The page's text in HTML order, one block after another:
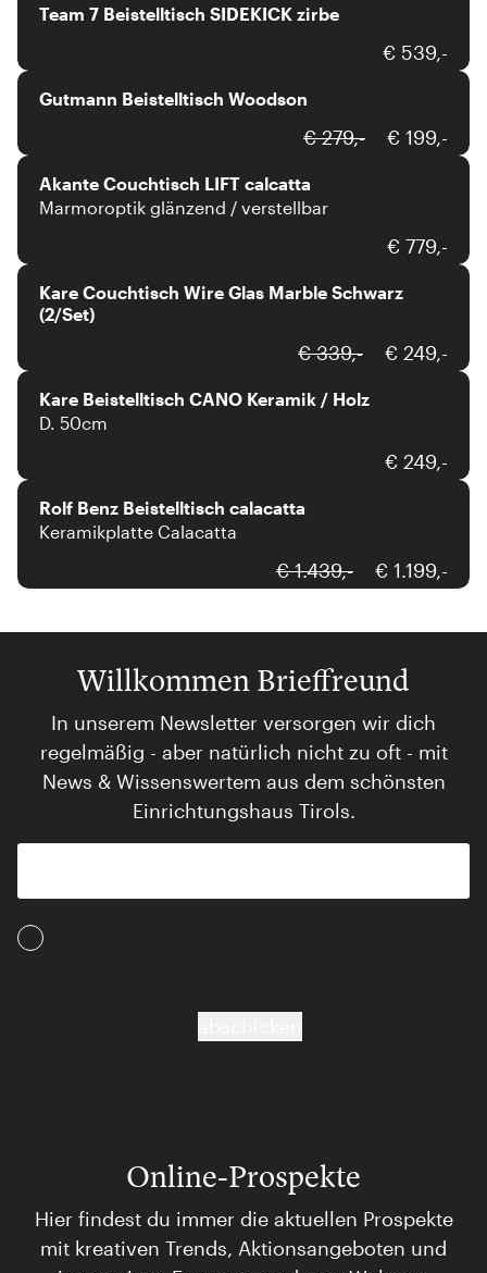
Team 7 Beistelltisch SIDEKICK zirbe
€ 539,-
Gutmann
Gutmann Beistelltisch Woodson
€ 279,- € 199,-
Akante
Akante Couchtisch LIFT calcatta
Marmoroptik glänzend / verstellbar
€ 779,-
Kare
Kare Couchtisch Wire Glas Marble Schwarz
(2/Set)
€ 339,- € 249,-
Kare
Kare Beistelltisch CANO Keramik / Holz
D. 50cm
€ 249,-
Rolf Benz
Rolf Benz Beistelltisch calacatta
Keramikplatte Calacatta
€ 1.439,- € 1.199,-
Willkommen Brieffreund
In unserem Newsletter versorgen wir dich
regelmäßig - aber natürlich nicht zu oft - mit
News & Wissenswertem aus dem schönsten
Einrichtungshaus Tirols.
Online-Prospekte
Hier findest du immer die aktuellen Prospekte
mit kreativen Trends, Aktionsangeboten und